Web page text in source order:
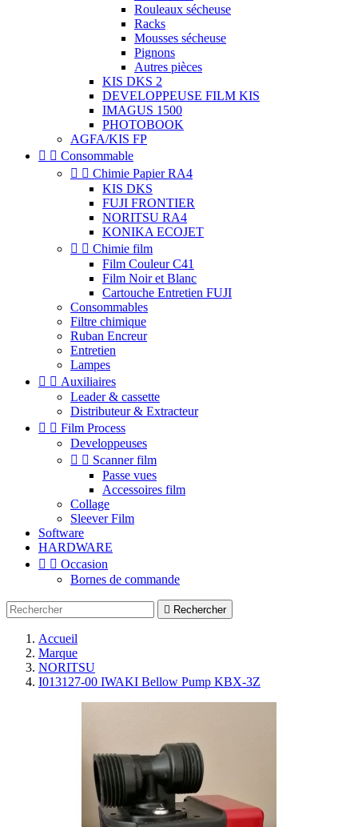
Rouleaux sécheuse
Racks
Mousses sécheuse
Pignons
Autres pièces
KIS DKS 2
DEVELOPPEUSE FILM KIS
IMAGUS 1500
PHOTOBOOK
AGFA/KIS FP
  Consommable
  Chimie Papier RA4
KIS DKS
FUJI FRONTIER
NORITSU RA4
KONIKA ECOJET
  Chimie film
Film Couleur C41
Film Noir et Blanc
Cartouche Entretien FUJI
Consommables
Filtre chimique
Ruban Encreur
Entretien
Lampes
  Auxiliaires
Leader & cassette
Distributeur & Extracteur
  Film Process
Developpeuses
  Scanner film
Passe vues
Accessoires film
Collage
Sleever Film
Software
HARDWARE
  Occasion
Bornes de commande
 Rechercher
Accueil
Marque
NORITSU
I013127-00 IWAKI Bellow Pump KBX-3Z